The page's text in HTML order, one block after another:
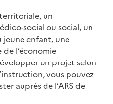
un
social ou social, un
jeune enfant, une
l’économie
un projet selon
vous pouvez
auprès de l’ARS de